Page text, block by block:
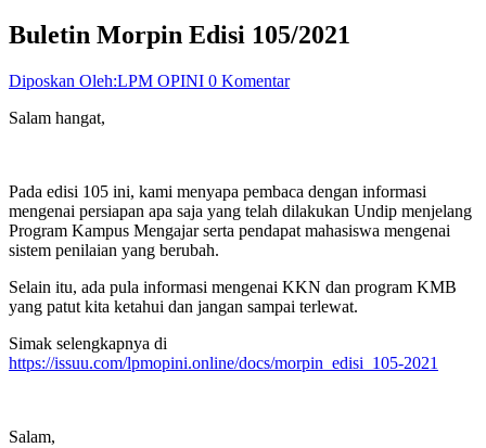
Buletin Morpin Edisi 105/2021
Diposkan Oleh:LPM OPINI 0 Komentar
Salam hangat,
Pada edisi 105 ini, kami menyapa pembaca dengan informasi
mengenai persiapan apa saja yang telah dilakukan Undip menjelang
Program Kampus Mengajar serta pendapat mahasiswa mengenai
sistem penilaian yang berubah.
Selain itu, ada pula informasi mengenai KKN dan program KMB
yang patut kita ketahui dan jangan sampai terlewat.
Simak selengkapnya di
https://issuu.com/lpmopini.online/docs/morpin_edisi_105-2021
Salam,